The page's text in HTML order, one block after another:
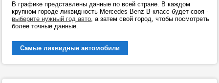
В графике представлены данные по всей стране. В каждом
крупном городе ликвидность Mercedes-Benz B-класс будет своя -
выберите нужный год авто, а затем свой город, чтобы посмотреть
более точные данные.
Самые ликвидные автомобили